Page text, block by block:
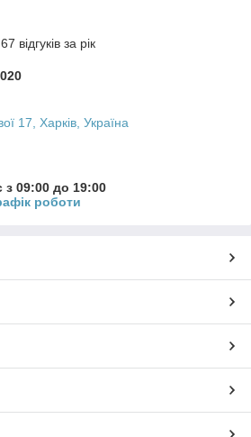
відгуків за рік
17, Харків, Україна
з 09:00 до 19:00
роботи